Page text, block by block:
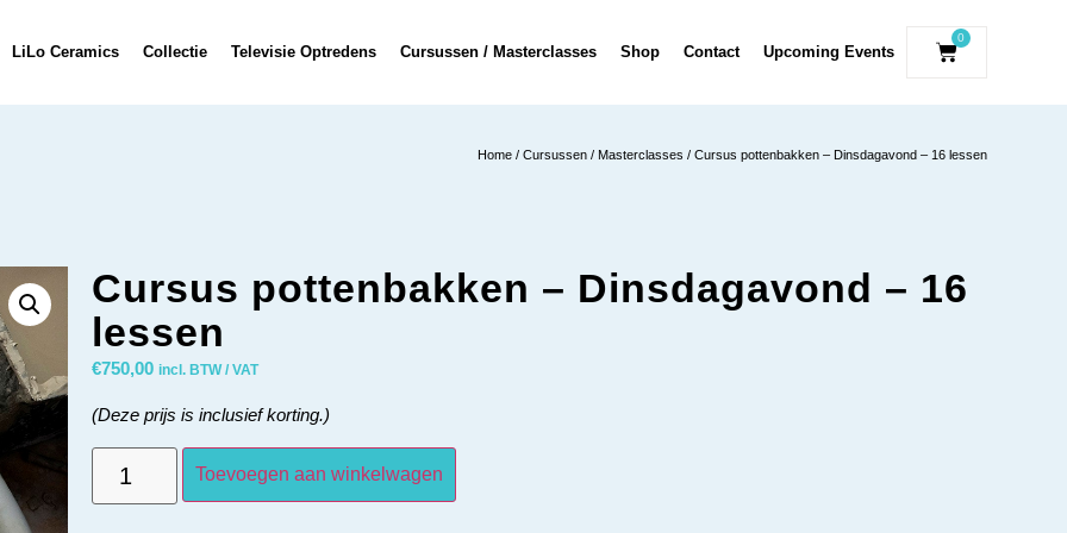
LiLo Ceramics Collectie Televisie Optredens Cursussen / Masterclasses Shop Contact Upcoming Events
0
Home / Cursussen / Masterclasses / Cursus pottenbakken – Dinsdagavond – 16 lessen
Cursus pottenbakken – Dinsdagavond – 16
lessen
€750,00 incl. BTW / VAT
(Deze prijs is inclusief korting.)
Toevoegen aan winkelwagen